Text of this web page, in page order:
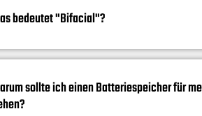
bedeutet "Bifacial"?
sollte ich einen Batteriespeicher für